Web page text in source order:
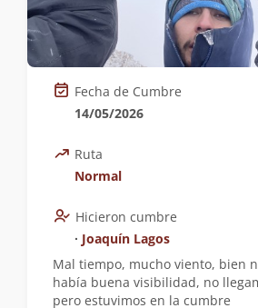
Fecha de Cumbre
14/05/2026
Ruta
Normal
Hicieron cumbre
∙ Joaquín Lagos
Mal tiempo, mucho viento, bien
había buena visibilidad, no
pero estuvimos en la cumbre